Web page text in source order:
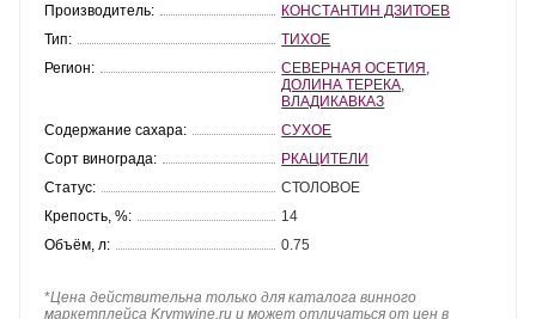
Производитель:
КОНСТАНТИН ДЗИТОЕВ
Тип:
ТИХОЕ
Регион:
СЕВЕРНАЯ ОСЕТИЯ
ДОЛИНА ТЕРЕКА
ВЛАДИКАВКАЗ
Содержание сахара:
СУХОЕ
Сорт винограда:
РКАЦИТЕЛИ
Статус:
СТОЛОВОЕ
Крепость, %:
14
Объём, л:
0.75
*Цена действительна только для каталога винного
маркетплейса Krymwine.ru и может отличаться от цен в